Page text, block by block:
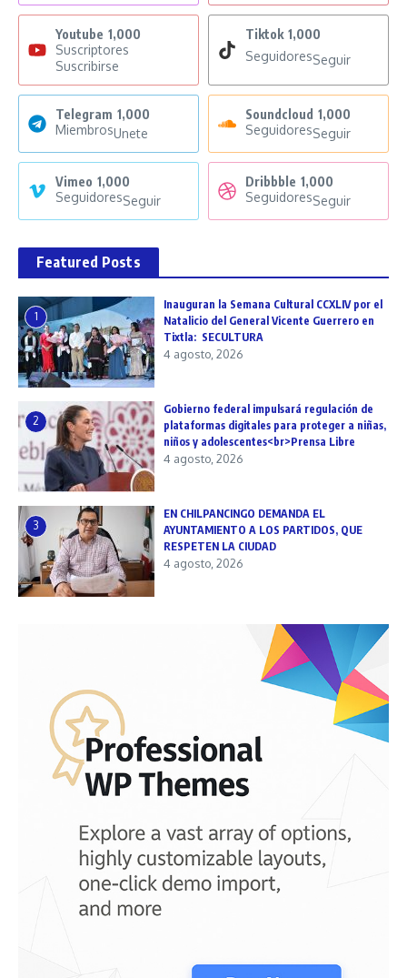
Youtube 1,000
Suscriptores
Suscribirse
Tiktok 1,000
SeguidoresSeguir
Telegram 1,000
MiembrosUnete
Soundcloud 1,000
SeguidoresSeguir
Vimeo 1,000
SeguidoresSeguir
Dribbble 1,000
SeguidoresSeguir
Featured Posts
1
Inauguran la Semana Cultural CCXLIV por el
Natalicio del General Vicente Guerrero en
Tixtla: SECULTURA
4 agosto, 2026
2
Gobierno federal impulsará regulación de
plataformas digitales para proteger a niñas,
niños y adolescentes<br>Prensa Libre
4 agosto, 2026
3
EN CHILPANCINGO DEMANDA EL
AYUNTAMIENTO A LOS PARTIDOS, QUE
RESPETEN LA CIUDAD
4 agosto, 2026